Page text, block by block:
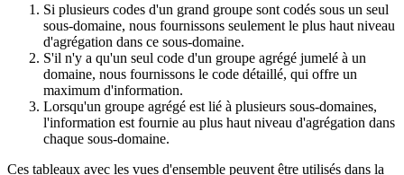
Si plusieurs codes d'un grand groupe sont codés sous un seul
sous-domaine, nous fournissons seulement le plus haut niveau
d'agrégation dans ce sous-domaine.
S'il n'y a qu'un seul code d'un groupe agrégé jumelé à un
domaine, nous fournissons le code détaillé, qui offre un
maximum d'information.
Lorsqu'un groupe agrégé est lié à plusieurs sous-domaines,
l'information est fournie au plus haut niveau d'agrégation dans
chaque sous-domaine.
Ces tableaux avec les vues d'ensemble peuvent être utilisés dans la